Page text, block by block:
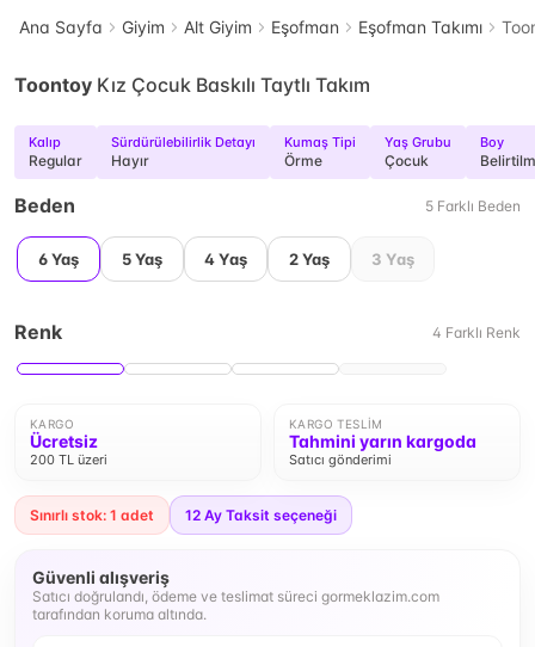
Ana Sayfa Giyim Alt Giyim Eşofman Eşofman Takımı
Toontoy Kız Çocuk Baskılı Taytlı Takım
Kalıp
Regular
Sürdürülebilirlik Detayı
Hayır
Kumaş Tipi
Örme
Yaş Grubu
Çocuk
Boy
Beden 5 Farklı Beden
6 Yaş 5 Yaş 4 Yaş 2 Yaş 3 Yaş
Renk 4 Farklı Renk
KARGO
Ücretsiz
200 TL üzeri
KARGO TESLIM
Tahmini yarın kargoda
Satıcı gönderimi
Sınırlı stok: 1 adet 12 Ay Taksit seçeneği
Güvenli alışveriş
Satıcı doğrulandı, ödeme ve teslimat süreci gormeklazim.com
tarafından koruma altında.